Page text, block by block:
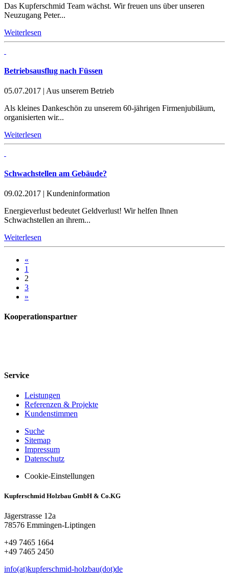
Das Kupferschmid Team wächst. Wir freuen uns über unseren
Neuzugang Peter...
Weiterlesen
Betriebsausflug nach Füssen
05.07.2017 | Aus unserem Betrieb
Als kleines Dankeschön zu unserem 60-jährigen Firmenjubiläum,
organisierten wir...
Weiterlesen
Schwachstellen am Gebäude?
09.02.2017 | Kundeninformation
Energieverlust bedeutet Geldverlust! Wir helfen Ihnen
Schwachstellen an ihrem...
Weiterlesen
«
1
2
3
»
Kooperationspartner
Service
Leistungen
Referenzen & Projekte
Kundenstimmen
Suche
Sitemap
Impressum
Datenschutz
Cookie-Einstellungen
Kupferschmid Holzbau GmbH & Co.KG
Jägerstrasse 12a
78576 Emmingen-Liptingen
+49 7465 1664
+49 7465 2450
info(at)kupferschmid-holzbau(dot)de